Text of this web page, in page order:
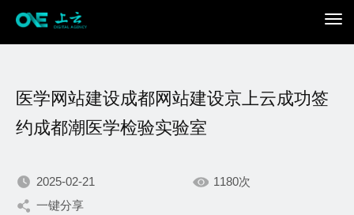
我们不断积累持续专注，
医学网站建设成都网站建设京上云成功签
约成都潮医学检验实验室
2025-02-21
1180次
一键分享